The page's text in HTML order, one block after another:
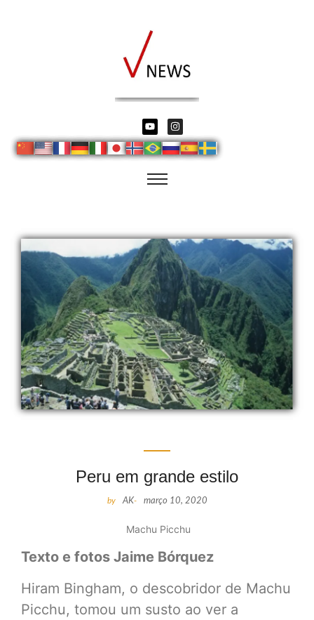
Peru em grande estilo
by AK- março 10, 2020
Machu Picchu
Texto e fotos Jaime Bórquez
Hiram Bingham, o descobridor de Machu
Picchu, tomou um susto ao ver a